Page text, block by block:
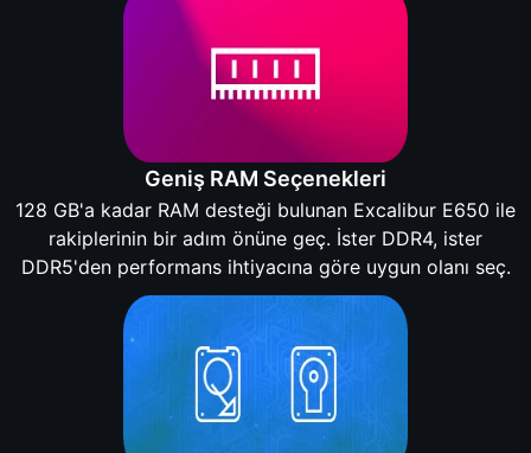
Geniş RAM Seçenekleri
128 GB'a kadar RAM desteği bulunan Excalibur E650 ile
rakiplerinin bir adım önüne geç. İster DDR4, ister
DDR5'den performans ihtiyacına göre uygun olanı seç.